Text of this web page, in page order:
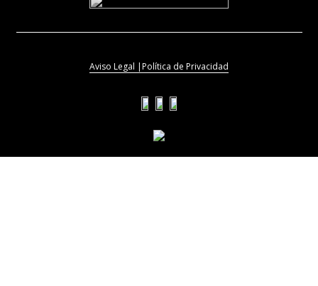
Aviso Legal |Política de Privacidad